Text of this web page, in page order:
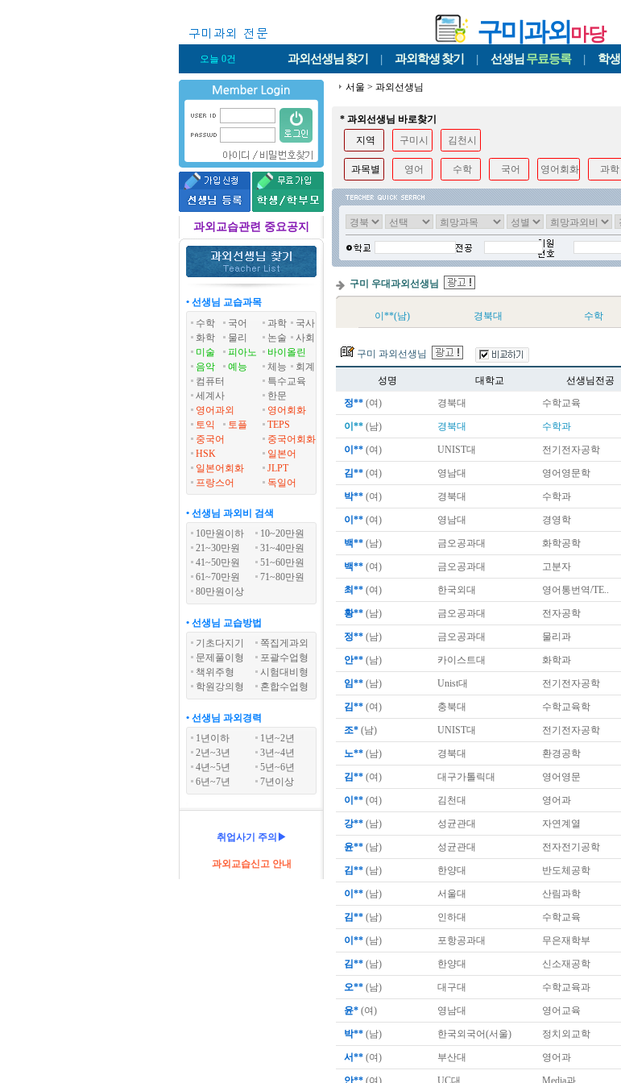
구미과외마당
오늘 0건 과외선생님 찾기 | 과외학생찾기 | 선생님 무료등록 | 학생
과외교습관련 중요공지
• 선생님 교습과목
수학
국어 과학
국사
화학
물리 논술
사회
미술
피아노
바이올린
음악
예능 체능
회계
컴퓨터
특수교육
세계사
한문
영어과외
영어회화
토익
토플
TEPS
중국어
중국어회화
HSK
일본어
일본어회화
JLPT
프랑스어
독일어
• 선생님 과외비 검색
10만원이하
10~20만원
21~30만원
31~40만원
41~50만원
51~60만원
61~70만원
71~80만원
80만원이상
• 선생님 교습방법
기초다지기
쪽집게과외
문제풀이형
포괄수업형
책위주형
시험대비형
학원강의형
혼합수업형
• 선생님 과외경력
1년이하
1년~2년
2년~3년
3년~4년
4년~5년
5년~6년
6년~7년
7년이상
취업사기 주의▶
과외교습신고 안내
서울 > 과외선생님
* 과외선생님 바로찾기
지역
구미시 김천시
과목별 영어 수학 국어 영어회화 과학
구미 우대과외선생님
이**(남) 경북대 수학
구미 과외선생님
성명 대학교 선생님전공
정** (여) 경북대 수학교육
이** (남) 경북대 수학과
이** (여) UNIST대 전기전자공학
김** (여) 영남대 영어영문학
박** (여) 경북대 수학과
이** (여) 영남대 경영학
백** (남) 금오공과대 화학공학
백** (여) 금오공과대 고분자
최** (여) 한국외대 영어통번역/TE..
황** (남) 금오공과대 전자공학
정** (남) 금오공과대 물리과
안** (남) 카이스트대 화학과
임** (남) Unist대 전기전자공학
김** (여) 충북대 수학교육학
조* (남) UNIST대 전기전자공학
노** (남) 경북대 환경공학
김** (여) 대구가톨릭대 영어영문
이** (여) 김천대 영어과
강** (남) 성균관대 자연계열
윤** (남) 성균관대 전자전기공학
김** (남) 한양대 반도체공학
이** (남) 서울대 산림과학
김** (남) 인하대 수학교육
이** (남) 포항공과대 무은재학부
김** (남) 한양대 신소재공학
오** (남) 대구대 수학교육과
윤* (여) 영남대 영어교육
박** (남) 한국외국어(서울) 정치외교학
서** (여) 부산대 영어과
안** (여) UC대 Media과